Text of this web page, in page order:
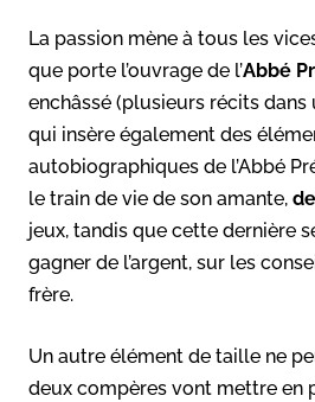
La passion mène à tous les
que porte l’ouvrage de l’Abbé
enchâssé (plusieurs récits
qui insère également des
autobiographiques de l’Abbé
le train de vie de son amante,
jeux, tandis que cette dernière
gagner de l’argent, sur les
frère.
Un autre élément de taille ne
deux compères vont mettre en